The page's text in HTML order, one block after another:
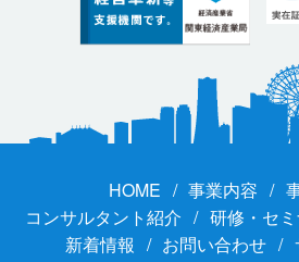
HOME 事業内容
コンサルタント紹介
研修・セ
新着情報
お問い合わせ